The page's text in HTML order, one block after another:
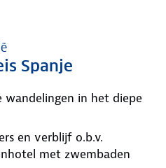
Spanje
wandelingen in het diepe
en verblijf o.b.v.
met zwembaden